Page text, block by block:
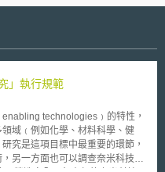
」執行規範
technologies﹚的特性，
域﹙例如化學、材料科學、健
究是這項目標中最重要的環節，
另一方面也可以調查奈米科技的